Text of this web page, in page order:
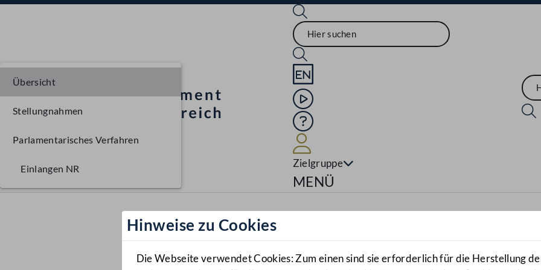
Sprache English
Mediathek
Hilfe
Zielgruppe
Navigationsmenü öffnen
MENÜ
Hinweise zu Cookies
Die Webseite verwendet Cookies: Zum einen sind sie erforderlich für die Herstellung
Übersicht
Stellungnahmen
Parlamentarisches Verfahren
Einlangen NR